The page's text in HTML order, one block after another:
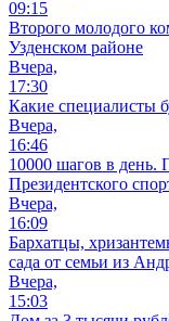
09:15
Второго молодого
Узденском районе
Вчера,
17:30
Какие специалисты
Вчера,
16:46
10000 шагов в день.
Президентского
Вчера,
16:09
Бархатцы,
сада от семьи из
Вчера,
15:03